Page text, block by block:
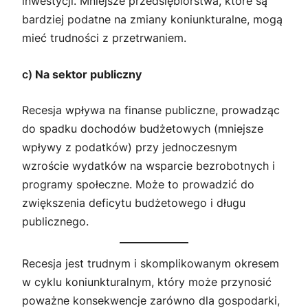
bardziej podatne na zmiany koniunkturalne, mogą
mieć trudności z przetrwaniem.
c) Na sektor publiczny
Recesja wpływa na finanse publiczne, prowadząc
do spadku dochodów budżetowych (mniejsze
wpływy z podatków) przy jednoczesnym
wzroście wydatków na wsparcie bezrobotnych i
programy społeczne. Może to prowadzić do
zwiększenia deficytu budżetowego i długu
publicznego.
Recesja jest trudnym i skomplikowanym okresem
w cyklu koniunkturalnym, który może przynosić
poważne konsekwencje zarówno dla gospodarki,